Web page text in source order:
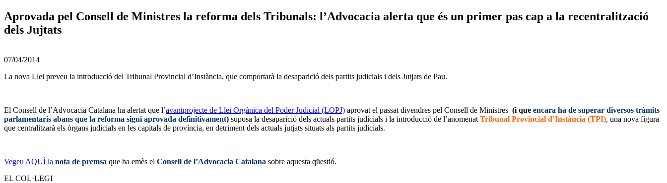
Aprovada pel Consell de Ministres la reforma dels Tribunals: l’Advocacia alerta que és un primer pas cap a la recentralització
dels Jujtats
07/04/2014
La nova Llei preveu la introducció del Tribunal Provincial d’Instància, que comportarà la desaparició dels partits judicials i dels Jutjats de Pau.
El Consell de l’Advocacia Catalana ha alertat que l’avantprojecte de Llei Orgànica del Poder Judicial (LOPJ) aprovat el passat divendres pel Consell de Ministres (i que encara ha de superar diversos tràmits
parlamentaris abans que la reforma sigui aprovada definitivament) suposa la desaparició dels actuals partits judicials i la introducció de l’anomenat Tribunal Provincial d’Instància (TPI), una nova figura
que centralitzarà els òrgans judicials en les capitals de província, en detriment dels actuals jutjats situats als partits judicials.
Vegeu AQUÍ la nota de premsa que ha emès el Consell de l’Advocacia Catalana sobre aquesta qüestió.
EL COL·LEGI